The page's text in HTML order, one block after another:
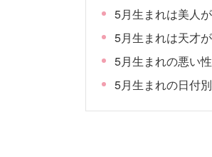
5月生まれは美人
5月生まれは天才
5月生まれの悪い
5月生まれの日付